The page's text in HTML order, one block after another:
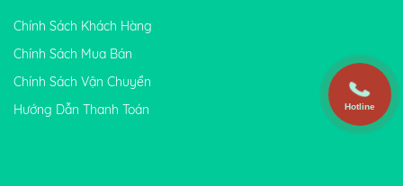
Chính Sách Khách Hàng
Chính Sách Mua Bán
Chính Sách Vận Chuyển
Hướng Dẫn Thanh Toán
Hotline